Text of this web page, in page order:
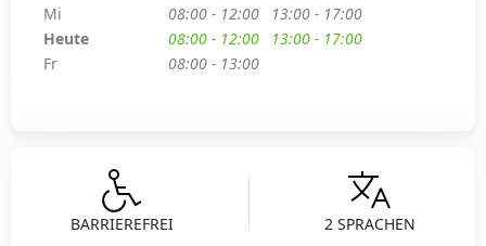
BARRIEREFREI 2 SPRACHEN
Mi
08:00 - 12:00
13:00 - 17:00
Heute
08:00 - 12:00
13:00 - 17:00
Fr
08:00 - 13:00